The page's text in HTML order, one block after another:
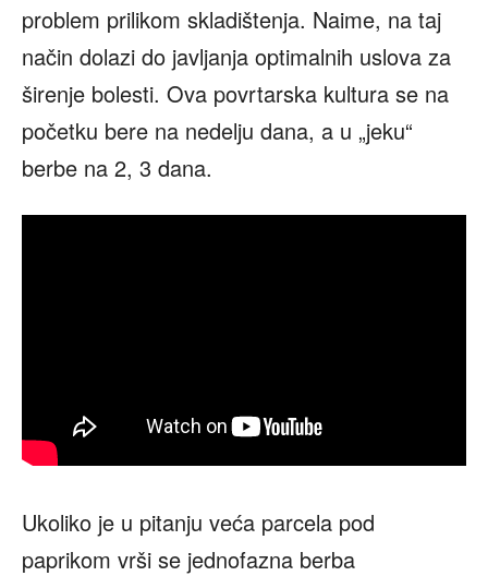
problem prilikom skladištenja. Naime, na taj
način dolazi do javljanja optimalnih uslova za
širenje bolesti. Ova povrtarska kultura se na
početku bere na nedelju dana, a u „jeku“
berbe na 2, 3 dana.
Ukoliko je u pitanju veća parcela pod
paprikom vrši se jednofazna berba